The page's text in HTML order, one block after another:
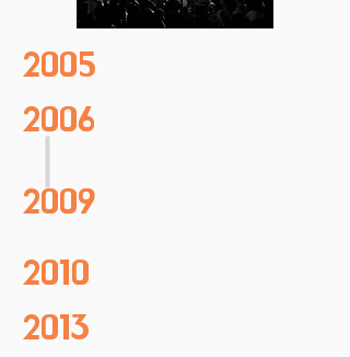
2005
2006
2009
2010
2013